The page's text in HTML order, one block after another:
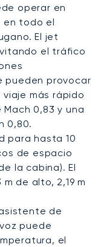
operar en
en todo el
El jet
el tráfico
pueden provocar
más rápido
0,83 y una
0,80.
para hasta 10
de espacio
la cabina). El
de alto, 2,19 m
de
puede
el